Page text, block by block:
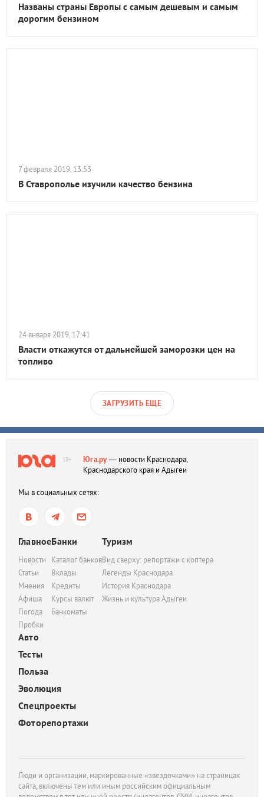
Названы страны Европы с самым дешевым и самым
дорогим бензином
7 февраля 2019, 13:53
В Ставрополье изучили качество бензина
24 января 2019, 17:41
Власти откажутся от дальнейшей заморозки цен на
топливо
ЗАГРУЗИТЬ ЕЩЕ
18+ Юга.ру— новости Краснодара,
Краснодарского края и Адыгеи
Мы в социальных сетях:
Главное
Новости
Статьи
Мнения
Афиша
Погода
Пробки
Банки
Каталог банков
Вклады
Кредиты
Курсы валют
Банкоматы
Туризм
Вид сверху: репортажи с коптера
Легенды Краснодара
История Краснодара
Жизнь и культура Адыгеи
Авто
Тесты
Польза
Эволюция
Спецпроекты
Фоторепортажи
Люди и организации, маркированные «звездочками» на страницах
сайта, включены тем или иным российским официальным